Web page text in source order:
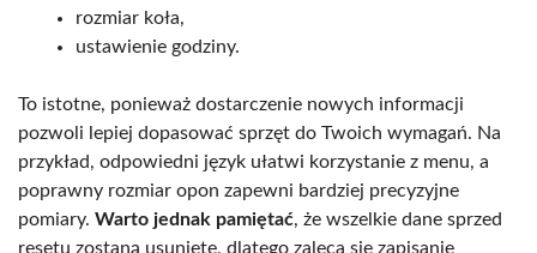
rozmiar koła,
ustawienie godziny.
To istotne, ponieważ dostarczenie nowych informacji
pozwoli lepiej dopasować sprzęt do Twoich wymagań. Na
przykład, odpowiedni język ułatwi korzystanie z menu, a
poprawny rozmiar opon zapewni bardziej precyzyjne
pomiary. Warto jednak pamiętać, że wszelkie dane sprzed
resetu zostaną usunięte, dlatego zaleca się zapisanie